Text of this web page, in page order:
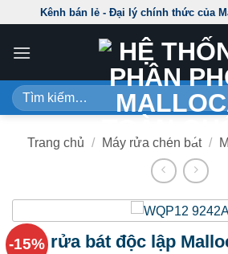
content
Kênh bán lẻ - Đại lý chính thức của
Tìm
kiếm:
Trang chủ / Máy rửa chén bát /
-15%
Máy rửa bát độc lập